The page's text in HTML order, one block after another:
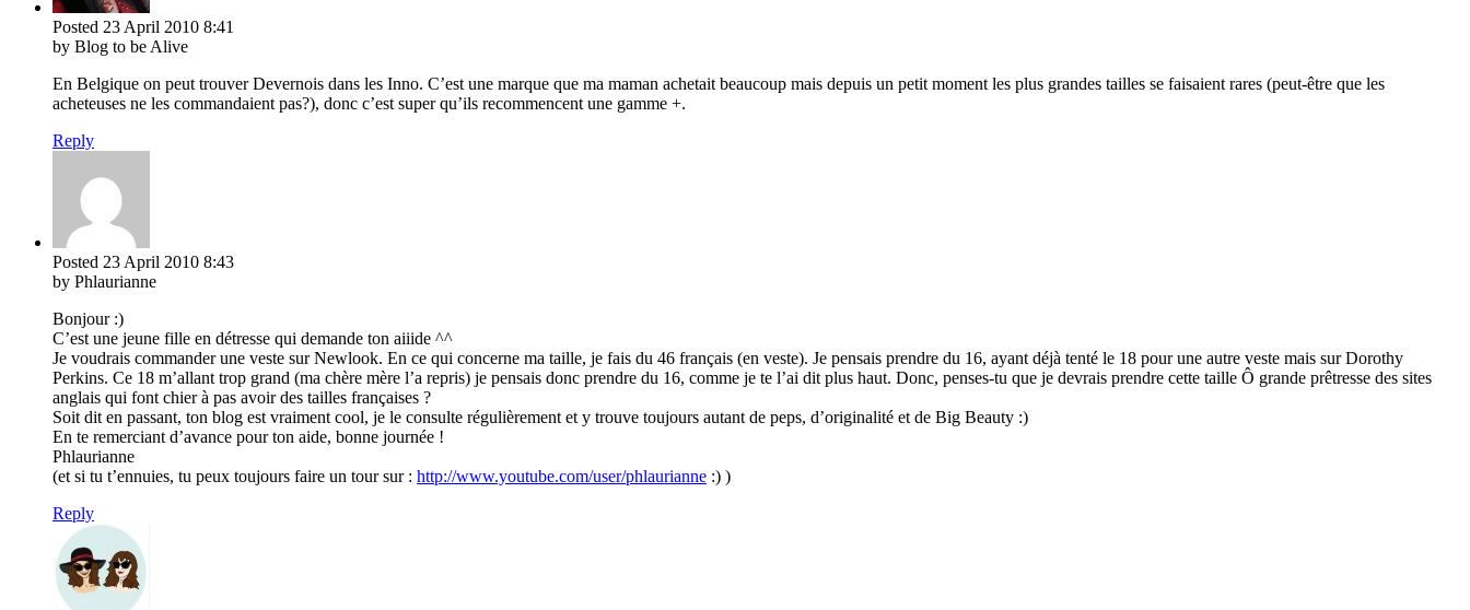
Posted 23 April 2010 8:41
by Blog to be Alive
En Belgique on peut trouver Devernois dans les Inno. C’est une marque que ma maman achetait beaucoup mais depuis un petit moment les plus grandes tailles se faisaient rares (peut-être que les
acheteuses ne les commandaient pas?), donc c’est super qu’ils recommencent une gamme +.
Reply
Posted 23 April 2010 8:43
by Phlaurianne
Bonjour :)
C’est une jeune fille en détresse qui demande ton aiiide ^^
Je voudrais commander une veste sur Newlook. En ce qui concerne ma taille, je fais du 46 français (en veste). Je pensais prendre du 16, ayant déjà tenté le 18 pour une autre veste mais sur Dorothy
Perkins. Ce 18 m’allant trop grand (ma chère mère l’a repris) je pensais donc prendre du 16, comme je te l’ai dit plus haut. Donc, penses-tu que je devrais prendre cette taille Ô grande prêtresse des sites
anglais qui font chier à pas avoir des tailles françaises ?
Soit dit en passant, ton blog est vraiment cool, je le consulte régulièrement et y trouve toujours autant de peps, d’originalité et de Big Beauty :)
En te remerciant d’avance pour ton aide, bonne journée !
Phlaurianne
(et si tu t’ennuies, tu peux toujours faire un tour sur : http://www.youtube.com/user/phlaurianne :) )
Reply